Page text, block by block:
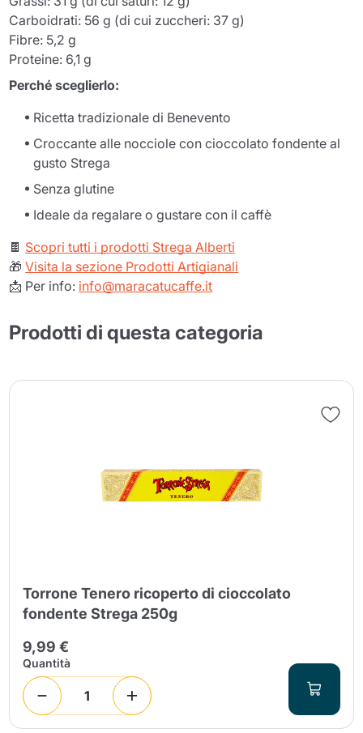
Carboidrati: 56 g (di cui zuccheri: 37 g)
Fibre: 5,2 g
Proteine: 6,1 g
Perché sceglierlo:
Ricetta tradizionale di Benevento
Croccante alle nocciole con cioccolato fondente al
gusto Strega
Senza glutine
Ideale da regalare o gustare con il caffè
🍫 Scopri tutti i prodotti Strega Alberti
🎁Visita la sezione Prodotti Artigianali
📩 Per info: info@maracatucaffe.it
Prodotti di questa categoria
Torrone Tenero ricoperto di cioccolato
fondente Strega 250g
9,99 €
Quantità